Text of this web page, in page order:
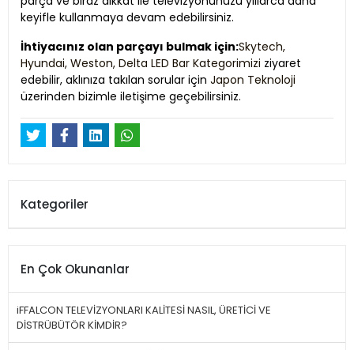
keyifle kullanmaya devam edebilirsiniz.
İhtiyacınız olan parçayı bulmak için:Skytech,
Hyundai, Weston, Delta LED Bar Kategorimizi ziyaret
edebilir, aklınıza takılan sorular için Japon Teknoloji
üzerinden bizimle iletişime geçebilirsiniz.
Kategoriler
En Çok Okunanlar
iFFALCON TELEVİZYONLARI KALİTESİ NASIL, ÜRETİCİ VE
DİSTRÜBÜTÖR KİMDİR?